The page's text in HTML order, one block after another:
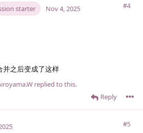
starter #4
Nov 4, 2025
并之后变成了这样
Reply
replied to this.
#5